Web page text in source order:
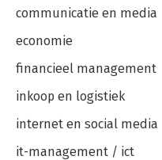
communicatie en media
economie
financieel management
inkoop en logistiek
internet en social media
it-management / ict